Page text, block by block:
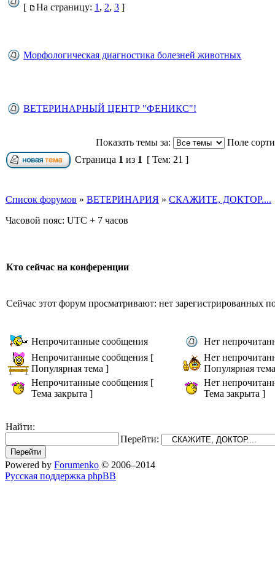
[
На страницу: 1 , 2, 3 ]
Морфологическая диагностика болезней животных
ВЕТЕРИНАРНЫЙ ЦЕНТР "ФЕНИКС"!
Показать темы за:
Поле
Страница 1 из 1 [ Тем: 21 ]
Список форумов » ВЕТЕРИНАРИЯ » СКАЖИТЕ, ДОКТОР....
Часовой пояс: UTC + 7 часов
Кто сейчас на конференции
Сейчас этот форум просматривают: нет зарегистрированных
Непрочитанные сообщения
Нет
Непрочитанные сообщения [
Популярная тема ]
Нет
Популярная
Непрочитанные сообщения [
Тема закрыта ]
Нет
Тема закрыта ]
Найти:
Перейти:
Powered by Forumenko © 2006–2014
Русская поддержка phpBB